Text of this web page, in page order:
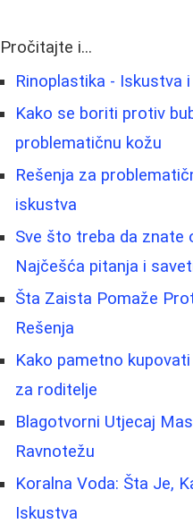
Pročitajte i...
Rinoplastika - Iskustva
Kako se boriti protiv
problematičnu kožu
Rešenja za
iskustva
Sve što treba da znate
Najčešća pitanja i
Šta Zaista Pomaže
Rešenja
Kako pametno
za roditelje
Blagotvorni Utjecaj
Ravnotežu
Koralna Voda: Šta Je,
Iskustva